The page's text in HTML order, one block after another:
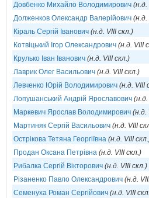
Довбенко Михайло Володимирович (н.д.
Долженков Олександр Валерійович (н.д.
Кіраль Сергій Іванович (н.д. VIII скл.)
Котвіцький Ігор Олександрович (н.д. VIII
Крулько Іван Іванович (н.д. VIII скл.)
Лаврик Олег Васильович (н.д. VIII скл.)
Левченко Юрій Володимирович (н.д. VIII
Лопушанський Андрій Ярославович (н.д.
Маркевич Ярослав Володимирович (н.д.
Мартиняк Сергій Васильович (н.д. VIII
Острікова Тетяна Георгіївна (н.д. VIII
Продан Оксана Петрівна (н.д. VIII скл.)
Рибалка Сергій Вікторович (н.д. VIII скл.)
Різаненко Павло Олександрович (н.д.
Семенуха Роман Сергійович (н.д. VIII